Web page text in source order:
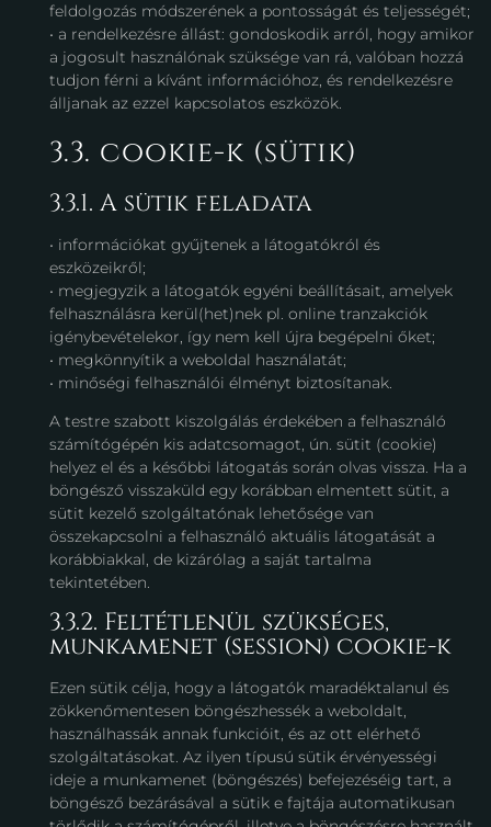
feldolgozás módszerének a pontosságát és teljességét;
• a rendelkezésre állást: gondoskodik arról, hogy amikor
a jogosult használónak szüksége van rá, valóban hozzá
tudjon férni a kívánt információhoz, és rendelkezésre
álljanak az ezzel kapcsolatos eszközök.
3.3. cookie-k (sütik)
3.3.1. A sütik feladata
• információkat gyűjtenek a látogatókról és
eszközeikről;
• megjegyzik a látogatók egyéni beállításait, amelyek
felhasználásra kerül(het)nek pl. online tranzakciók
igénybevételekor, így nem kell újra begépelni őket;
• megkönnyítik a weboldal használatát;
• minőségi felhasználói élményt biztosítanak.
A testre szabott kiszolgálás érdekében a felhasználó
számítógépén kis adatcsomagot, ún. sütit (cookie)
helyez el és a későbbi látogatás során olvas vissza. Ha a
böngésző visszaküld egy korábban elmentett sütit, a
sütit kezelő szolgáltatónak lehetősége van
összekapcsolni a felhasználó aktuális látogatását a
korábbiakkal, de kizárólag a saját tartalma
tekintetében.
3.3.2. Feltétlenül szükséges,
munkamenet (session) cookie-k
Ezen sütik célja, hogy a látogatók maradéktalanul és
zökkenőmentesen böngészhessék a weboldalt,
használhassák annak funkcióit, és az ott elérhető
szolgáltatásokat. Az ilyen típusú sütik érvényességi
ideje a munkamenet (böngészés) befejezéséig tart, a
böngésző bezárásával a sütik e fajtája automatikusan